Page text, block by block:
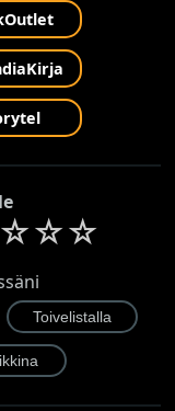
☆☆☆